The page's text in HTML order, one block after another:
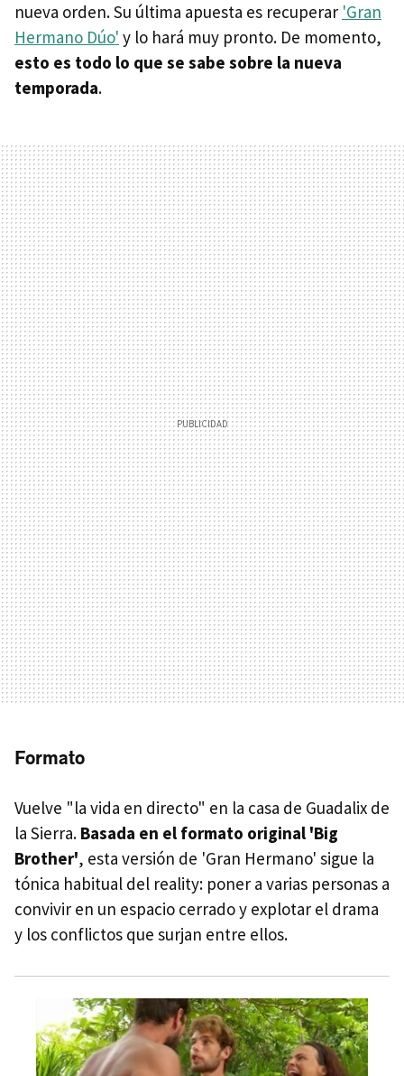
nueva orden. Su última apuesta es recuperar 'Gran
Hermano Dúo' y lo hará muy pronto. De momento,
esto es todo lo que se sabe sobre la nueva
temporada.
Formato
Vuelve "la vida en directo" en la casa de Guadalix de
la Sierra. Basada en el formato original 'Big
Brother', esta versión de 'Gran Hermano' sigue la
tónica habitual del reality: poner a varias personas a
convivir en un espacio cerrado y explotar el drama
y los conflictos que surjan entre ellos.